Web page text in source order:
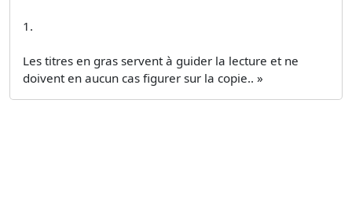
1.
Les titres en gras servent à guider la lecture et ne
doivent en aucun cas figurer sur la copie.. »